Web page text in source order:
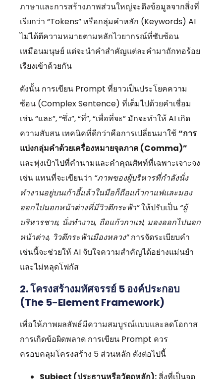
ภาษาและการสร้างภาพส่วนใหญ่จะดึงข้อมูลจากสิ่งที่
เรียกว่า “Tokens” หรือกลุ่มคำหลัก (Keywords) AI
ไม่ได้ตีความหมายตามหลักไวยากรณ์ที่ซับซ้อน
เหมือนมนุษย์ แต่จะนำคำสำคัญแต่ละคำมาถักทอร้อย
เรียงเข้าด้วยกัน
ดังนั้น การเขียน Prompt ที่ยาวเป็นประโยคความ
ซ้อน (Complex Sentence) ที่เต็มไปด้วยคำเชื่อม
เช่น “และ”, “ซึ่ง”, “ที่”, “เพื่อที่จะ” มักจะทำให้ AI เกิด
ความสับสน เทคนิคที่ดีกว่าคือการเปลี่ยนมาใช้“การ
แบ่งกลุ่มคำด้วยเครื่องหมายจุลภาค (Comma)”
และพุ่งเป้าไปที่คำนามและคำคุณศัพท์ที่เฉพาะเจาะจง
เช่น แทนที่จะเขียนว่า “ภาพของผู้บริหารที่กำลังนั่ง
ทำงานอยู่บนเก้าอี้แล้วในมือก็ถือแก้วกาแฟและมอง
ออกไปนอกหน้าต่างที่มีวิวตึกระฟ้า”ให้ปรับเป็น “ผู้
บริหารชาย, นั่งทำงาน, ถือแก้วกาแฟ, มองออกไปนอก
หน้าต่าง, วิวตึกระฟ้าเมืองหลวง”การจัดระเบียบคำ
เช่นนี้จะช่วยให้ AI จับใจความสำคัญได้อย่างแม่นยำ
และไม่หลุดโฟกัส
2. โครงสร้างมหัศจรรย์ 5 องค์ประกอบ
(The 5-Element Framework)
เพื่อให้ภาพผลลัพธ์มีความสมบูรณ์แบบและลดโอกาส
การเกิดข้อผิดพลาด การเขียน Prompt ควร
ครอบคลุมโครงสร้าง 5 ส่วนหลัก ดังต่อไปนี้
Subject (ประธานหรือวัตถุหลัก): สิ่งที่เป็นจุด